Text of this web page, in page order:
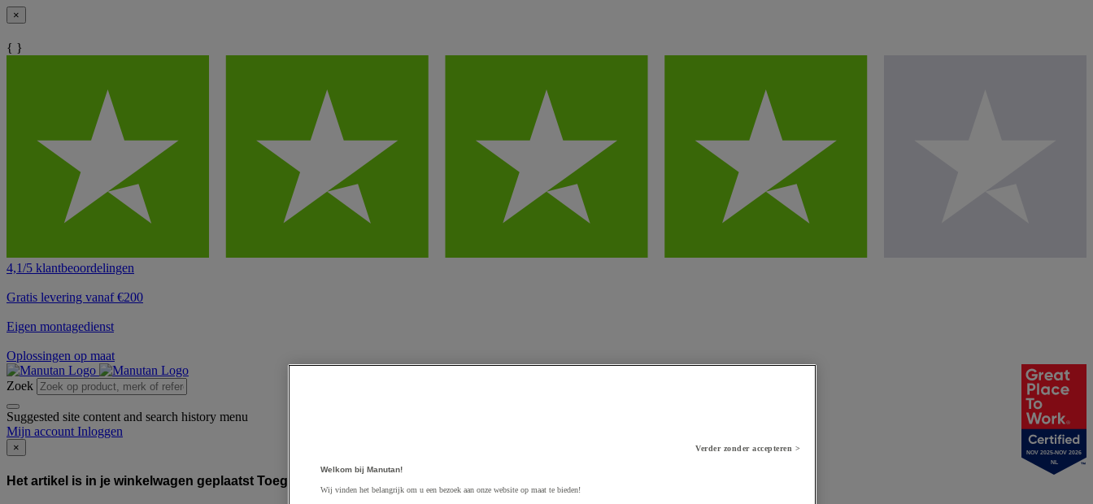
×
{ }
4,1/5 klantbeoordelingen
Gratis levering vanaf €200
Eigen montagedienst
Oplossingen op maat
Zoek
Suggested site content and search history menu
Mijn account Inloggen
×
Het artikel is in je winkelwagen geplaatst Toegevoegd aan winkelwagen
NOV 2025-NOV 2026
NL
Verder zonder accepteren >
Welkom bij Manutan!
Wij vinden het belangrijk om u een bezoek aan onze website op maat te bieden!